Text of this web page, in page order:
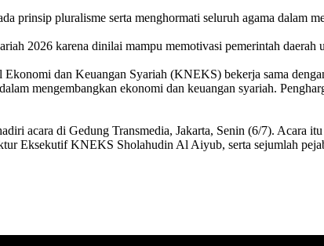
prinsip pluralisme serta menghormati seluruh agama dalam
2026 karena dinilai mampu memotivasi pemerintah
dan Keuangan Syariah (KNEKS) bekerja sama
mengembangkan ekonomi dan keuangan syariah.
acara di Gedung Transmedia, Jakarta, Senin (6/7).
Eksekutif KNEKS Sholahudin Al Aiyub, serta sejumlah